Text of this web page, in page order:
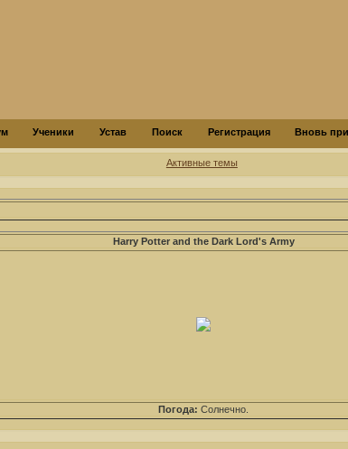
Ученики Устав Поиск Регистрация Вновь
Активные темы
Harry Potter and the Dark Lord's Army
Погода: Солнечно.